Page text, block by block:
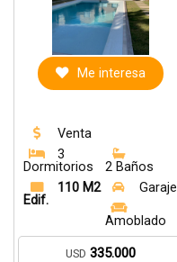
Me interesa
Venta
3
Dormitorios
2 Baños
110 M2
Edif.
Garaje
Amoblado
USD 335.000